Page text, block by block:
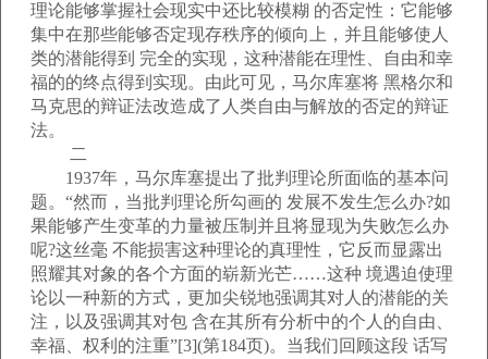
理论能够掌握社会现实中还比较模糊 的否定性：它能够
集中在那些能够否定现存秩序的倾向上，并且能够使人
类的潜能得到 完全的实现，这种潜能在理性、自由和幸
福的的终点得到实现。由此可见，马尔库塞将 黑格尔和
马克思的辩证法改造成了人类自由与解放的否定的辩证
法。
二
1937年，马尔库塞提出了批判理论所面临的基本问
题。“然而，当批判理论所勾画的 发展不发生怎么办?如
果能够产生变革的力量被压制并且将显现为失败怎么办
呢?这丝毫 不能损害这种理论的真理性，它反而显露出
照耀其对象的各个方面的崭新光芒……这种 境遇迫使理
论以一种新的方式，更加尖锐地强调其对人的潜能的关
注，以及强调其对包 含在其所有分析中的个人的自由、
幸福、权利的注重”[3](第184页)。当我们回顾这段 话写